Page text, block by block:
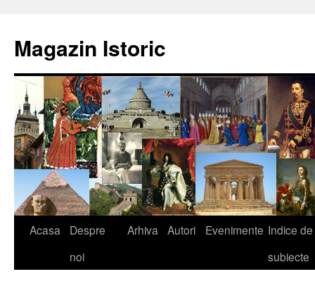
conținut
Magazin Istoric
Acasa
Despre
noi
Arhiva Autori Evenimente Indice de
subiecte